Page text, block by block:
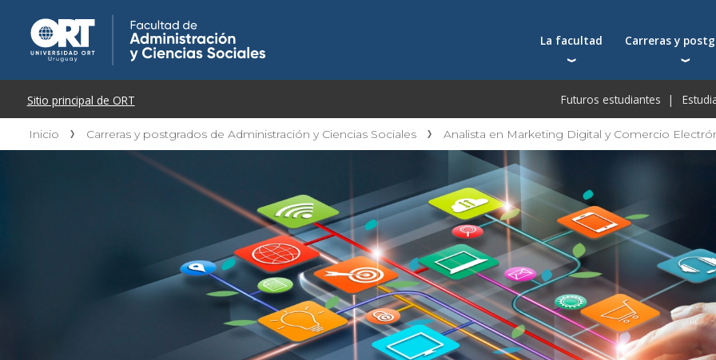
La facultad
Autoridades
Docentes visitantes
Qué nos distingue
Acuerdos y reconocimientos
Investigación
Centros y cátedras
Conferencias en YouTube
Escuela de Negocios
Carreras y
Carreras
Postgrados
Tecnicaturas
Programas
Futuros estudiantes
Inicio Carreras y postgrados de Administración y Ciencias Sociales Analista en Marketing Digital y Comercio